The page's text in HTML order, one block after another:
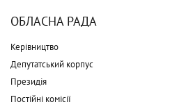
ОБЛАСНА РАДА
Керівництво
Депутатський корпус
Президія
Постійні комісії